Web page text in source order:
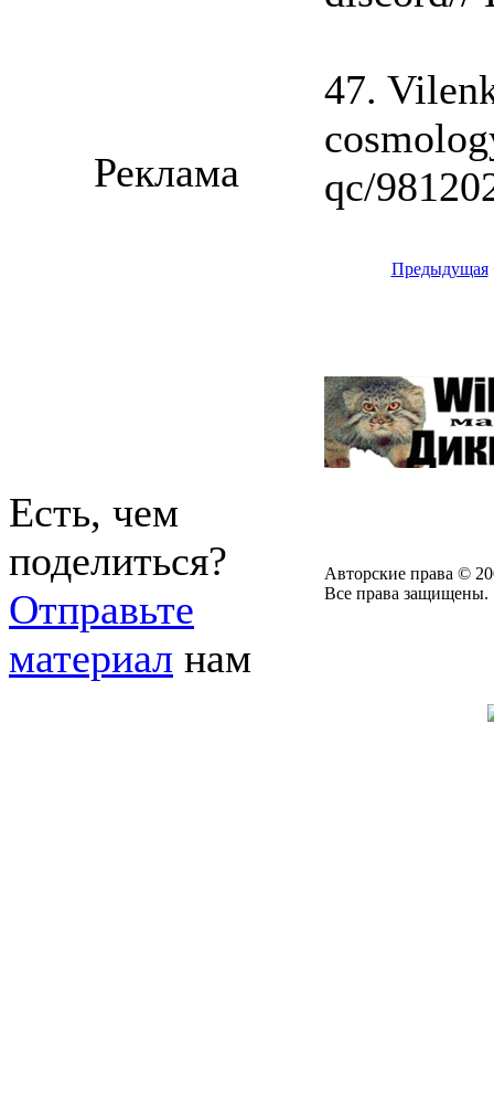
47.
qc/
Предыдущая
Реклама
Есть, чем
поделиться?
Отправьте
материал нам
Авторские права ©
Все права защищены.